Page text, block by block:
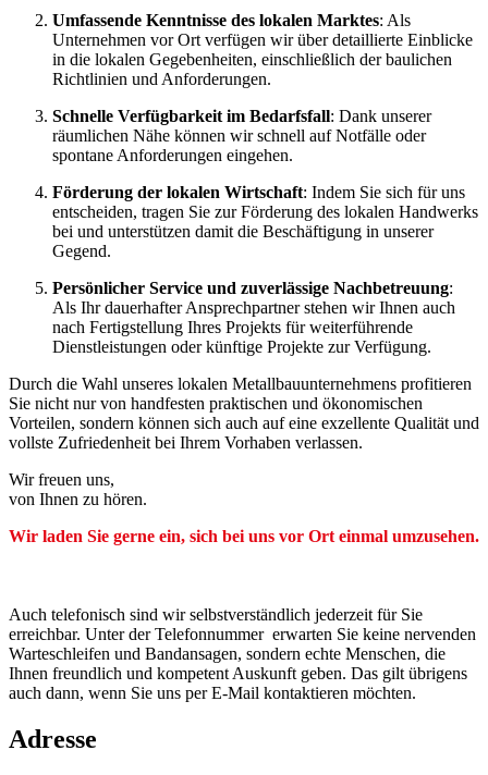
Umfassende Kenntnisse des lokalen Marktes: Als
Unternehmen vor Ort verfügen wir über detaillierte Einblicke
in die lokalen Gegebenheiten, einschließlich der baulichen
Richtlinien und Anforderungen.
Schnelle Verfügbarkeit im Bedarfsfall: Dank unserer
räumlichen Nähe können wir schnell auf Notfälle oder
spontane Anforderungen eingehen.
Förderung der lokalen Wirtschaft: Indem Sie sich für uns
entscheiden, tragen Sie zur Förderung des lokalen Handwerks
bei und unterstützen damit die Beschäftigung in unserer
Gegend.
Persönlicher Service und zuverlässige Nachbetreuung:
Als Ihr dauerhafter Ansprechpartner stehen wir Ihnen auch
nach Fertigstellung Ihres Projekts für weiterführende
Dienstleistungen oder künftige Projekte zur Verfügung.
Durch die Wahl unseres lokalen Metallbauunternehmens profitieren
Sie nicht nur von handfesten praktischen und ökonomischen
Vorteilen, sondern können sich auch auf eine exzellente Qualität und
vollste Zufriedenheit bei Ihrem Vorhaben verlassen.
Wir freuen uns,
von Ihnen zu hören.
Wir laden Sie gerne ein, sich bei uns vor Ort einmal umzusehen.
Auch telefonisch sind wir selbstverständlich jederzeit für Sie
erreichbar. Unter der Telefonnummer erwarten Sie keine nervenden
Warteschleifen und Bandansagen, sondern echte Menschen, die
Ihnen freundlich und kompetent Auskunft geben. Das gilt übrigens
auch dann, wenn Sie uns per E-Mail kontaktieren möchten.
Adresse